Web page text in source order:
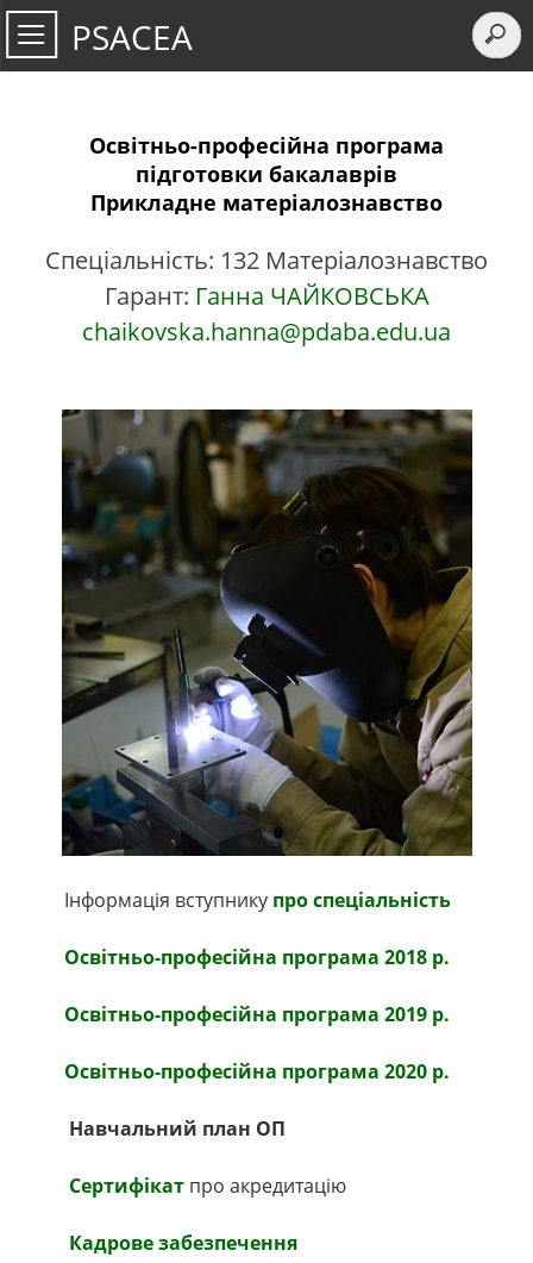
PSACEA
Освітньо-професійна програма
підготовки бакалаврів
Прикладне матеріалознавство
Спеціальність: 132 Матеріалознавство
Гарант: Ганна ЧАЙКОВСЬКА
chaikovska.hanna@pdaba.edu.ua
Інформація вступнику про спеціальність
Освітньо-професійна програма 2018 р.
Освітньо-професійна програма 2019 р.
Освітньо-професійна програма 2020 р.
Навчальний план ОП
Сертифікат про акредитацію
Кадрове забезпечення